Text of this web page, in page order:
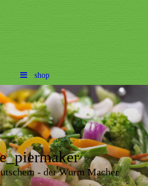
shop
- der Wurm Macher